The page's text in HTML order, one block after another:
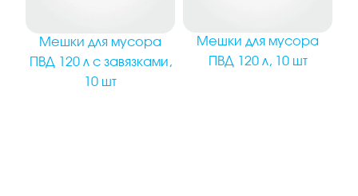
Мешки для мусора
ПВД 120 л с завязками,
10 шт
Мешки для мусора
ПВД 120 л, 10 шт